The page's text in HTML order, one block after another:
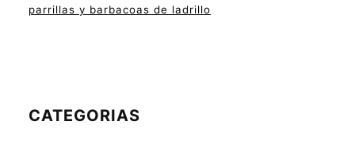
parrillas y barbacoas de ladrillo
CATEGORIAS